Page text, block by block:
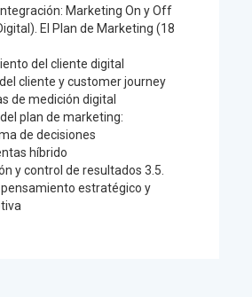
Marketing On y Off
El Plan de Marketing (18
del cliente digital
cliente y customer journey
de medición digital
plan de marketing:
de decisiones
híbrido
y control de resultados 3.5.
estratégico y